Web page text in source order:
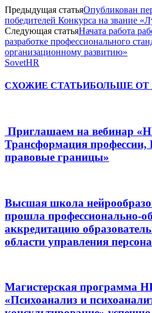
Предыдущая статьяОпубликован
победителей Конкурса на звание
Следующая статьяНачата работа
разработке профессионального
организационному развитию»
SovetHR
СХОЖИЕ СТАТЬИБОЛЬШЕ ОТ
Приглашаем на вебинар
Трансформация
правовые границы»
Высшая школа
прошла профессионально-
аккредитацию
области управления
Магистерская
«Психоанализ и